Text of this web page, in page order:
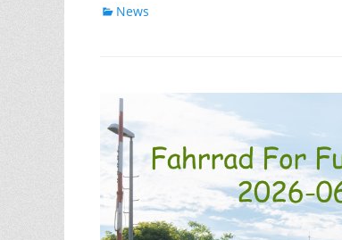
Kategorien
News